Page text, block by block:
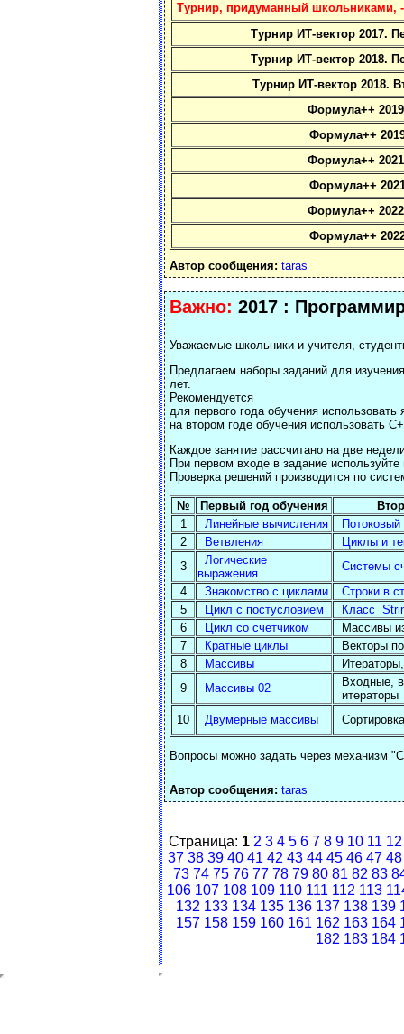
Турнир, придуманный школьниками,
Турнир ИТ-вектор 2017.
Турнир ИТ-вектор 2018.
Турнир ИТ-вектор 2018.
Формула++
Формула++
Формула++
Формула++
Формула++
Формула++
Автор сообщения: taras
Важно: 2017 :
Уважаемые школьники и учителя,
Предлагаем наборы заданий для
лет.
Рекомендуется
для первого года обучения
на втором годе обучения использовать
Каждое занятие рассчитано на две
При первом входе в задание используйте
Проверка решений производится по
№ Первый год обучения
1
Линейные вычисления
2
Ветвления
Циклы и
3
Логические
выражения
Системы
4
Знакомство с циклами
Строки в
5
Цикл с постусловием
Класс
6
Цикл со счетчиком
Массивы
7
Кратные циклы
Векторы
8
Массивы
9
Массивы 02
Входные,
итераторы
10
Двумерные массивы Сортировка
Вопросы можно задать через механизм
Автор сообщения: taras
Страница: 1 2 3 4 5 6 7 8 9 10 11 12
37 38 39 40 41 42 43 44 45 46 47 48
73 74 75 76 77 78 79 80 81 82 83
106 107 108 109 110 111 112 113
132 133 134 135 136 137 138 139
157 158 159 160 161 162 163 164
182 183 184